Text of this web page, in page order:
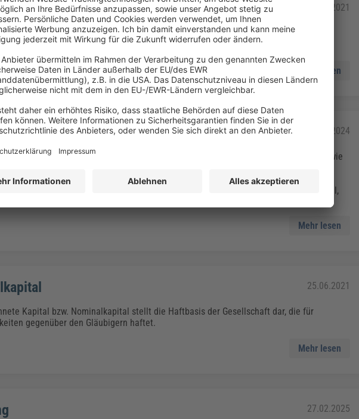
24.06.2021
desNetto-Einstandspreises müssen alle relevanten Beschaffungskosten
werden, welche durch den Fremdbezug der Materialien bzw. Produkte entstehen
Mehr lesen
02.02.2024
Deutsch „Neue Arbeit“, ist ein Konzept, das die Art und Weise, wie wir arbeiten und wie
organisiert sind, grundlegend verändern wird. Der Ansatz „New Work“ wurde in den
immer bedeutender und gewinnt in einer sich stetig verändernden Arbeitswelt
an Bedeutung. Was ist New Work? – Definition New Work bezeichnet ein Arbeitsmodell,
wie Autonomie, Selbstverantwortung und Sinnstiftung basiert.
Mehr lesen
25.06.2021
Kapital bzw. Nominalkapital stellt die Haftbasis der Gesellschaft dar, die für
gegenüber den Gläubigern haftet.
Mehr lesen
27.02.2025